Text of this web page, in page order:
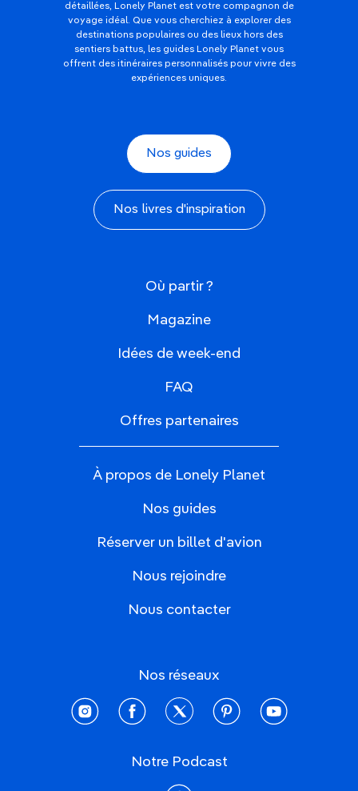
détaillées, Lonely Planet est votre compagnon de
voyage idéal. Que vous cherchiez à explorer des
destinations populaires ou des lieux hors des
sentiers battus, les guides Lonely Planet vous
offrent des itinéraires personnalisés pour vivre des
expériences uniques.
Nos guides
Nos livres d'inspiration
Où partir ?
Magazine
Idées de week-end
FAQ
Offres partenaires
À propos de Lonely Planet
Nos guides
Réserver un billet d'avion
Nous rejoindre
Nous contacter
Nos réseaux
instagramfacebooktwitter pinterestyoutube
Notre Podcast